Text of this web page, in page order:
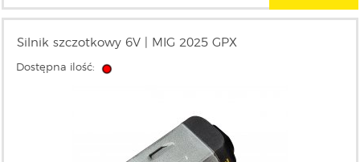
Silnik szczotkowy 6V | MIG 2025 GPX
Dostępna ilość: